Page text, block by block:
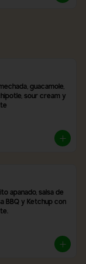
guacamole,
sour cream y
apanado, salsa de
BBQ y Ketchup con